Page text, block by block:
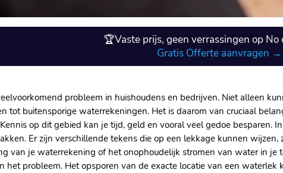
🏆Vaste prijs, geen verrassingen op No
Gratis Offerte aanvragen →
probleem in huishoudens en bedrijven. Niet alleen
tot buitensporige waterrekeningen. Het is daarom van cruciaal
op dit gebied kan je tijd, geld en vooral veel gedoe besparen.
Er zijn verschillende tekens die op een lekkage kunnen
van je waterrekening of het onophoudelijk stromen van water in je
het probleem. Het opsporen van de exacte locatie van een